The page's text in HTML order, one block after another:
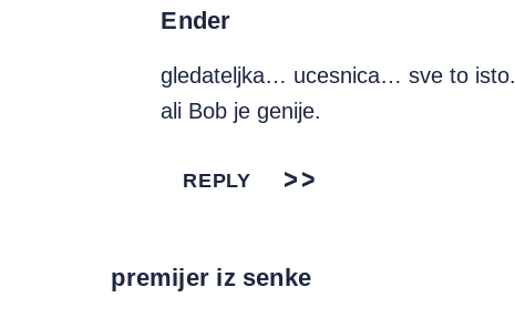
Ender
gledateljka… ucesnica… sve to isto.
ali Bob je genije.
REPLY
premijer iz senke